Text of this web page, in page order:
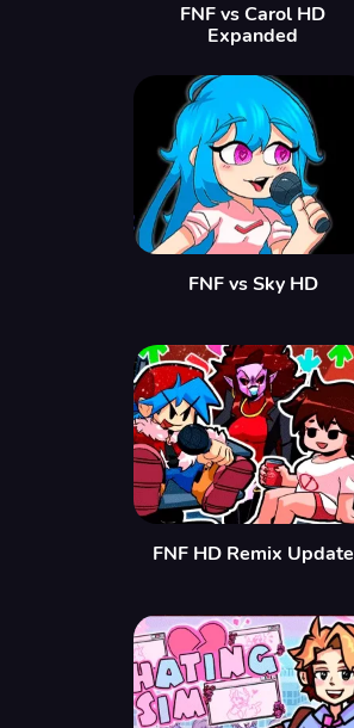
FNF vs Carol HD
Expanded
FNF vs Sky HD
FNF HD Remix Update